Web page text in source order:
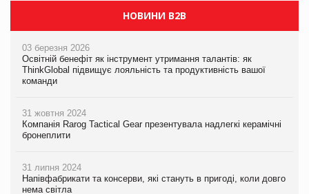
НОВИНИ B2B
03 березня 2026
Освітній бенефіт як інструмент утримання талантів: як
ThinkGlobal підвищує лояльність та продуктивність вашої
команди
31 жовтня 2024
Компанія Rarog Tactical Gear презентувала надлегкі керамічні
бронеплити
31 липня 2024
Напівфабрикати та консерви, які стануть в пригоді, коли довго
нема світла